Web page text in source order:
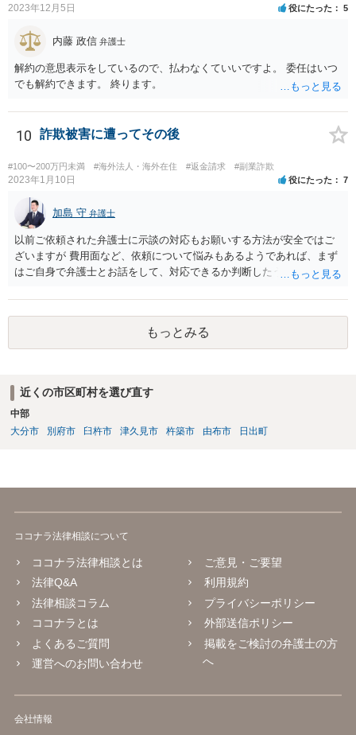
2023年12月5日 役にたった 5
内藤 政信 弁護士
解約の意思表示をしているので、払わなくていいですよ。 委任はいつ
でも解約できます。 終ります。
10 詐欺被害に遭ってその後
#100〜200万円未満 #海外法人・海外在住 #返金請求 #副業詐欺
2023年1月10日 役にたった 7
加島 守 弁護士
以前ご依頼された弁護士に示談の対応もお願いする方法が安全ではご
ざいますが 費用面など、依頼について悩みもあるようであれば、まず
はご自身で弁護士とお話をして、対応できるか判断したうえで、 弁護
話をしてから、こちらも法律相談で１度弁護士に相談する方法もあり
ますので。 一番安全なのは弁護士に示談交渉の依頼をする方法です
が、ご事情あるようであれば ご自身で対応する方法もご検討いただい
てもいいかもしれません。
もっとみる
近くの市区町村を選び直す
中部
大分市
別府市 臼杵市 津久見市 杵築市 由布市 日出町
ココナラ法律相談について
ココナラ法律相談とは
法律Q&A
法律相談コラム
ココナラとは
よくあるご質問
運営へのお問い合わせ
ご意見・ご要望
利用規約
プライバシーポリシー
外部送信ポリシー
掲載をご検討の弁護士の方
へ
会社情報